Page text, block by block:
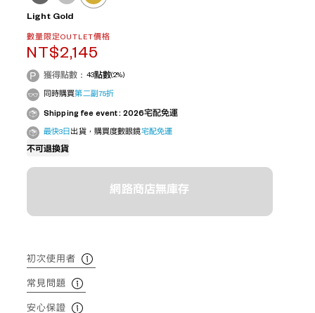
Light Gold
數量限定OUTLET價格
NT$2,145
獲得點數： 43點數(2%)
同時購買第二副75折
Shipping fee event : 2026宅配免運
最快3日 出貨，購買度數眼鏡宅配免運
不可退換貨
網路商店無庫存
初次使用者
常見問題
安心保證